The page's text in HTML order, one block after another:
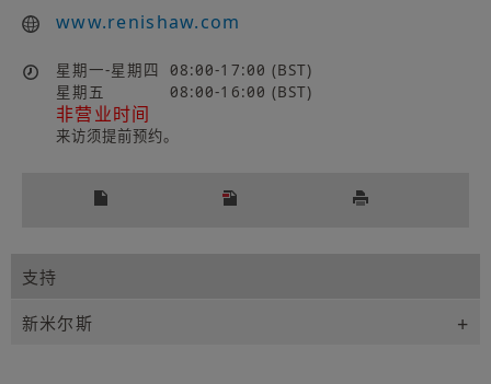
www.renishaw.com
星期一-星期四
08:00-17:00 (BST)
星期五
08:00-16:00 (BST)
非营业时间
来访须提前预约。
支持
新米尔斯